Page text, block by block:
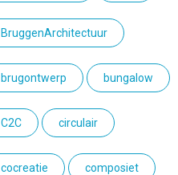
BruggenArchitectuur
brugontwerp bungalow
C2C circulair
cocreatie composiet